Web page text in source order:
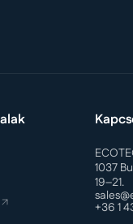
1037
19–21.
+36 1